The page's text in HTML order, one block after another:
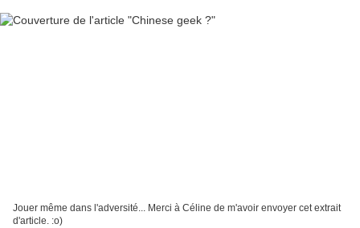
Jouer même dans l'adversité... Merci à Céline de m'avoir envoyer cet extrait
d'article. :o)